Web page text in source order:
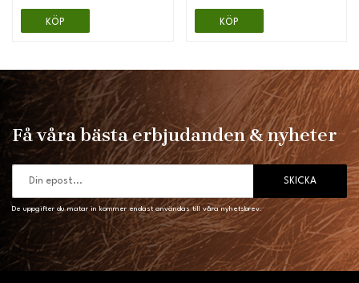
KÖP KÖP
Få våra bästa erbjudanden & nyheter
SKICKA
De uppgifter du matar in kommer endast användas till våra nyhetsbrev.